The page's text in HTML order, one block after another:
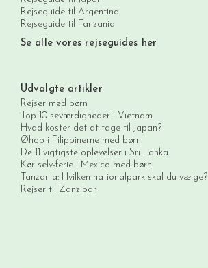
Rejseguide til Argentina
Rejseguide til Tanzania
Se alle vores rejseguides her
Udvalgte artikler
Rejser med børn
Top 10 seværdigheder i Vietnam
Hvad koster det at tage til Japan?
Øhop i Filippinerne med børn
De 11 vigtigste oplevelser i Sri Lanka
Kør selv-ferie i Mexico med børn
Tanzania: Hvilken nationalpark skal du vælge?
Rejser til Zanzibar